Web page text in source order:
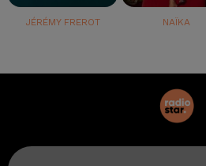
JÉRÉMY FREROT NAÏKA